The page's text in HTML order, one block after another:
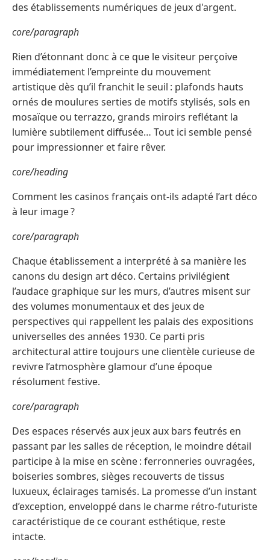
des établissements numériques de jeux d'argent.
core/paragraph
Rien d’étonnant donc à ce que le visiteur perçoive
immédiatement l’empreinte du mouvement
artistique dès qu’il franchit le seuil : plafonds hauts
ornés de moulures serties de motifs stylisés, sols en
mosaïque ou terrazzo, grands miroirs reflétant la
lumière subtilement diffusée… Tout ici semble pensé
pour impressionner et faire rêver.
core/heading
Comment les casinos français ont-ils adapté l’art déco
à leur image ?
core/paragraph
Chaque établissement a interprété à sa manière les
canons du design art déco. Certains privilégient
l’audace graphique sur les murs, d’autres misent sur
des volumes monumentaux et des jeux de
perspectives qui rappellent les palais des expositions
universelles des années 1930. Ce parti pris
architectural attire toujours une clientèle curieuse de
revivre l’atmosphère glamour d’une époque
résolument festive.
core/paragraph
Des espaces réservés aux jeux aux bars feutrés en
passant par les salles de réception, le moindre détail
participe à la mise en scène : ferronneries ouvragées,
boiseries sombres, sièges recouverts de tissus
luxueux, éclairages tamisés. La promesse d’un instant
d’exception, enveloppé dans le charme rétro-futuriste
caractéristique de ce courant esthétique, reste
intacte.